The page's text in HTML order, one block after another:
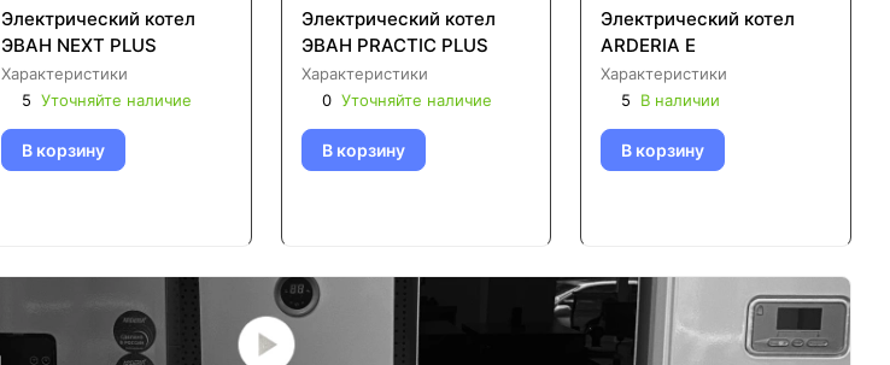
Электрический котел
ЭВАН NEXT PLUS
Характеристики
5 Уточняйте наличие
В корзину
Электрический котел
ЭВАН PRACTIC PLUS
Характеристики
0 Уточняйте наличие
В корзину
Электрический котел
ARDERIA E
Характеристики
5
В наличии
В корзину